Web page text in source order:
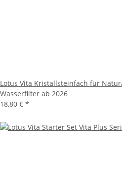
Lotus Vita Kristallsteinfach für
Wasserfilter ab 2026
18,80 € *